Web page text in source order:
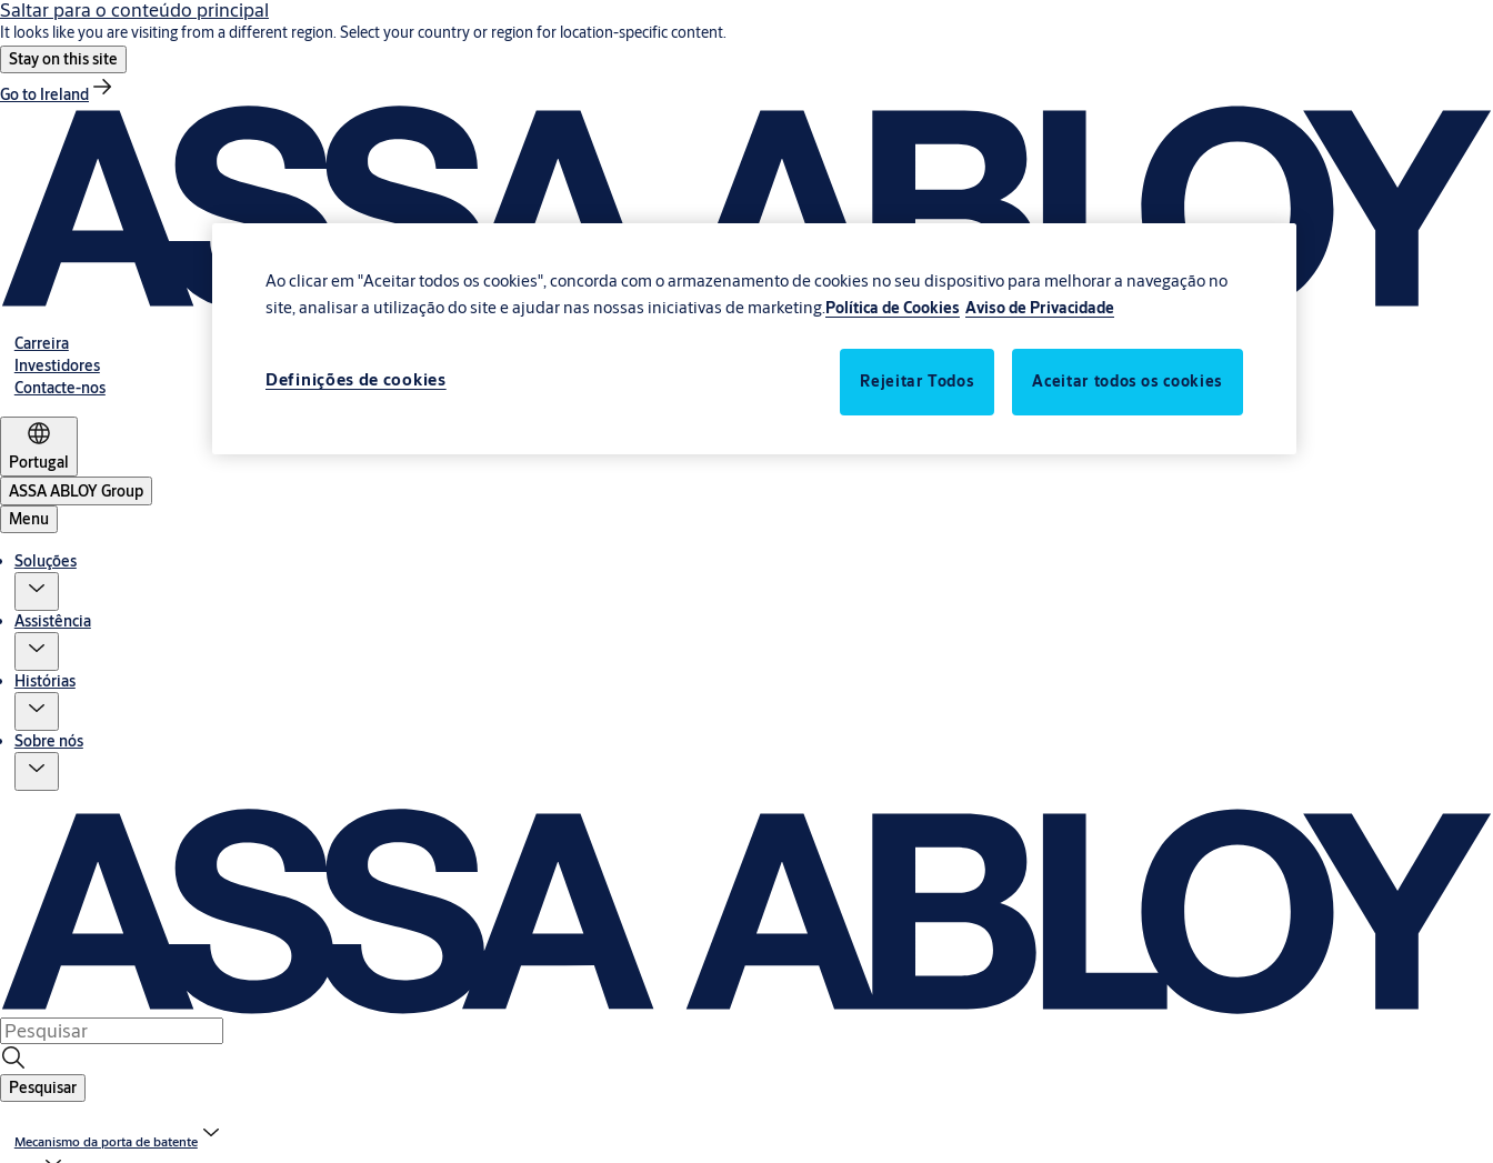
Saltar para o conteúdo principal
It looks like you are visiting from a different region. Select your country or region for location-specific content.
Stay on this site
Go to Ireland
Carreira
Investidores
Contacte-nos
Portugal
ASSA ABLOY Group
Menu
Soluções
Assistência
Histórias
Sobre nós
Pesquisar
Mecanismo da porta de batente
Ao clicar em "Aceitar todos os cookies", concorda com o armazenamento de cookies no seu dispositivo para melhorar a navegação no
site, analisar a utilização do site e ajudar nas nossas iniciativas de marketing. Política de Cookies Aviso de Privacidade
Definições de cookies Rejeitar Todos Aceitar todos os cookies